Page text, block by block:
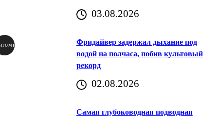
03.08.2026
Фридайвер задержал дыхание под
водой на полчаса, побив культовый
рекорд
02.08.2026
Самая глубоководная подводная